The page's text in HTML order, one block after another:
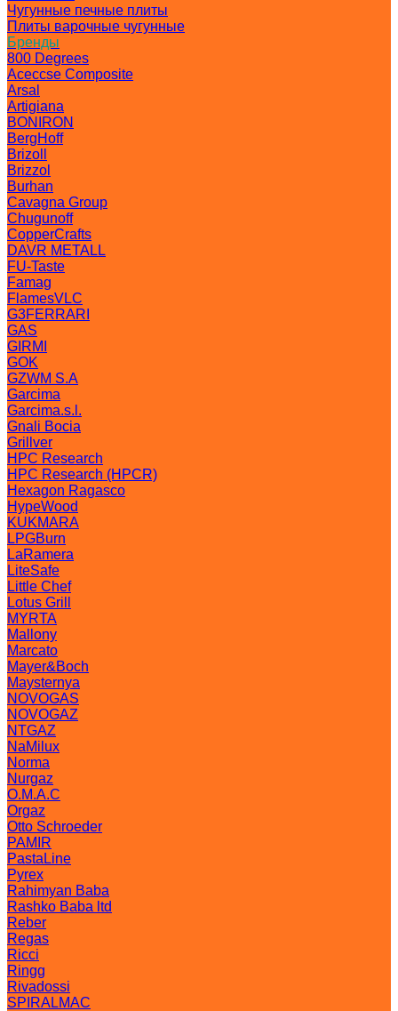
Чугунные печные плиты
Плиты варочные чугунные
Бренды
800 Degrees
Aceccse Composite
Arsal
Artigiana
BONIRON
BergHoff
Brizoll
Brizzol
Burhan
Cavagna Group
Chugunoff
CopperCrafts
DAVR METALL
FU-Taste
Famag
FlamesVLC
G3FERRARI
GAS
GIRMI
GOK
GZWM S.A
Garcima
Garcima.s.l.
Gnali Bocia
Grillver
HPC Research
HPC Research (HPCR)
Hexagon Ragasco
HypeWood
KUKMARA
LPGBurn
LaRamera
LiteSafe
Little Chef
Lotus Grill
MYRTA
Mallony
Marcato
Mayer&Boch
Maysternya
NOVOGAS
NOVOGAZ
NTGAZ
NaMilux
Norma
Nurgaz
O.M.A.C
Orgaz
Otto Schroeder
PAMIR
PastaLine
Pyrex
Rahimyan Baba
Rashko Baba ltd
Reber
Regas
Ricci
Ringg
Rivadossi
SPIRALMAC